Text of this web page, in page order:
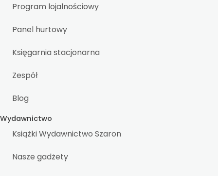
Program lojalnościowy
Panel hurtowy
Księgarnia stacjonarna
Zespół
Blog
Wydawnictwo
Książki Wydawnictwo Szaron
Nasze gadżety